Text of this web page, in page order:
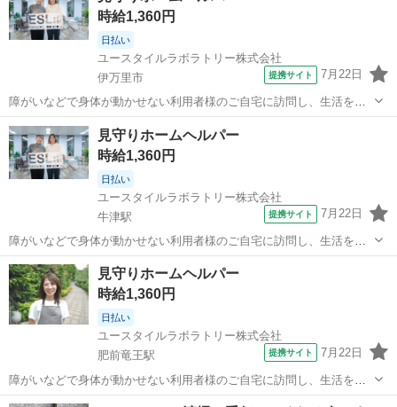
時給1,360円
日払い
ユースタイルラボラトリー株式会社
伊万里市
提携サイト 7月22日
障がいなどで身体が動かせない利用者様のご自宅に訪問し、生活を支
える重度訪問介護のお仕事です。 ※1対1で誠実に向き合える方を募集
【仕事内容】 見守りや日常生活のお手伝いが中心ですが、利用者様の
生活を支える大切なポジション...
佐賀 伊万里市 介護
見守りホームヘルパー
時給1,360円
日払い
ユースタイルラボラトリー株式会社
牛津駅
提携サイト 7月22日
障がいなどで身体が動かせない利用者様のご自宅に訪問し、生活を支
える重度訪問介護のお仕事です。 ※1対1で誠実に向き合える方を募集
【仕事内容】 見守りや日常生活のお手伝いが中心ですが、利用者様の
生活を支える大切なポジション...
佐賀 小城市 牛津駅 介護
見守りホームヘルパー
時給1,360円
日払い
ユースタイルラボラトリー株式会社
肥前竜王駅
提携サイト 7月22日
障がいなどで身体が動かせない利用者様のご自宅に訪問し、生活を支
える重度訪問介護のお仕事です。 ※1対1で誠実に向き合える方を募集
佐賀 杵島郡 介護